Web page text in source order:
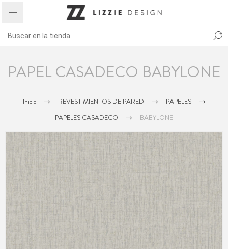
PAPEL CASADECO BABYLONE
Inicio REVESTIMIENTOS DE PARED
PAPELES
PAPELES CASADECO
BABYLONE